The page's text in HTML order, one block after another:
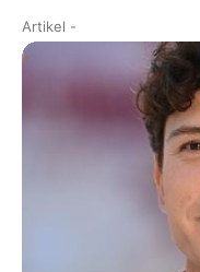
Artikel -